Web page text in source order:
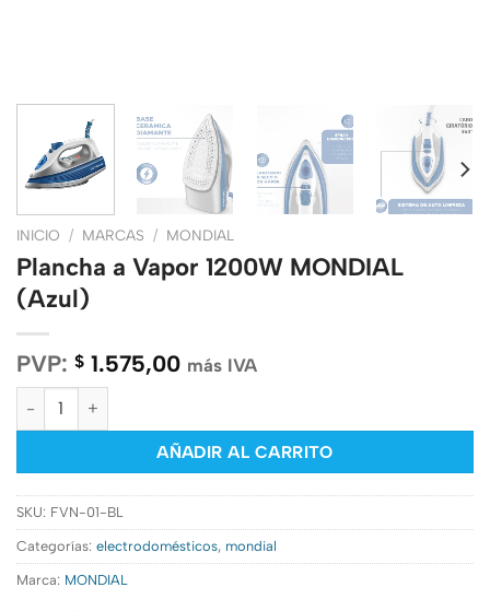
INICIO / MARCAS / MONDIAL
Plancha a Vapor 1200W MONDIAL
(Azul)
PVP: $ 1.575,00 más IVA
Plancha a Vapor 1200W MONDIAL (Azul) cantidad
AÑADIR AL CARRITO
SKU: FVN-01-BL
Categorías: electrodomésticos, mondial
Marca: MONDIAL